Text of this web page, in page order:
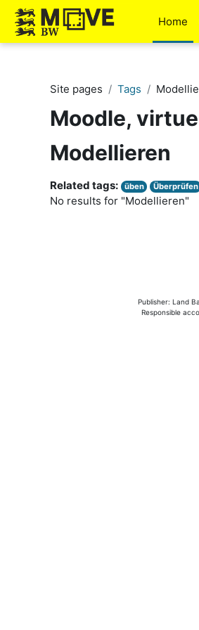
Skip to main content
Home
Site pages Tags
Moodle,
Modellieren
Related tags: üben Überprüfen
No results for "Modellieren"
Publisher: Land
Responsible